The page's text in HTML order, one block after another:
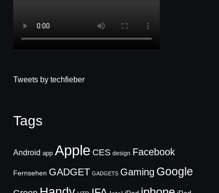
Tweets by techfieber
Tags
Android app Apple CES design Facebook
Fernsehen GADGET GADGETS Gaming Google